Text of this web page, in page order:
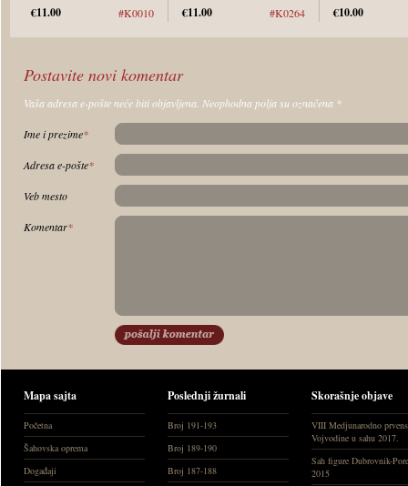
#K0010
€11.00 #K0264
€11.00 €10.00
Postavite novi komentar
Vaša adresa e-pošte neće biti objavljena. Neophodna polja su označena *
Ime i prezime*
Adresa e-pošte*
Veb mesto
Komentar*
Mapa sajta
Početna
Šahovska oprema
Događaji
Poslednji žurnali
Broj 191-193
Broj 189-190
Broj 187-188
Skorašnje objave
VIII Medjunarodno
Vojvodine u sahu 2017.
Sah figure Dubrovnik-
2015